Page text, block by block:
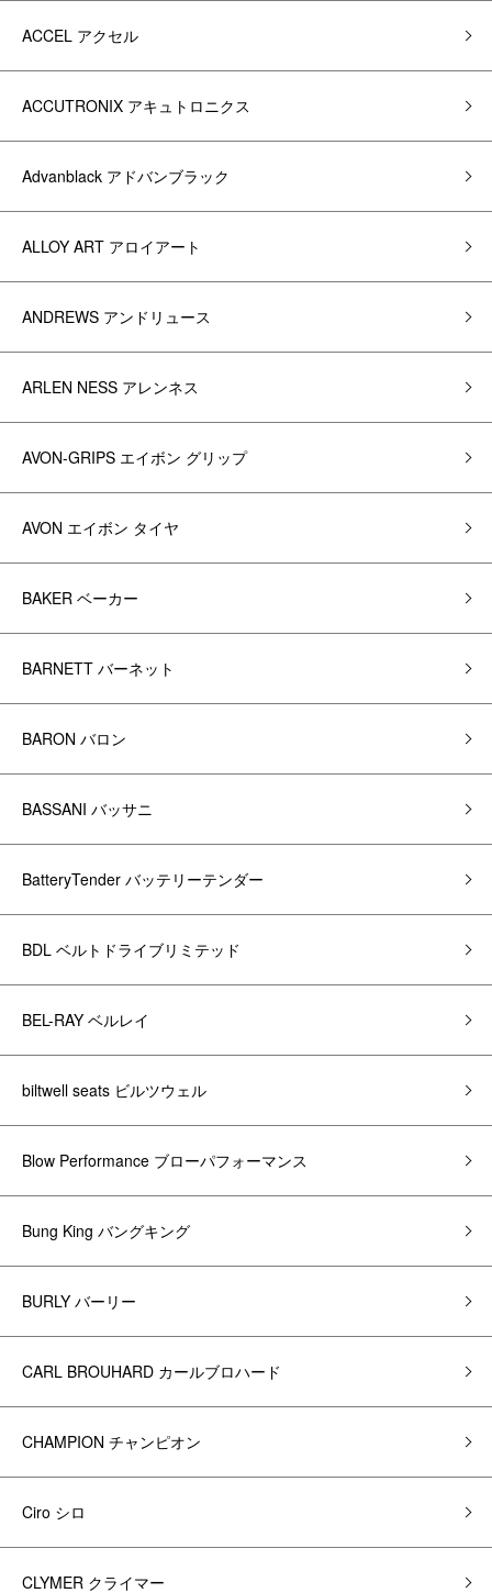
ACCEL アクセル
ACCUTRONIX アキュトロニクス
Advanblack アドバンブラック
ALLOY ART アロイアート
ANDREWS アンドリュース
ARLEN NESS アレンネス
AVON-GRIPS エイボン グリップ
AVON エイボン タイヤ
BAKER ベーカー
BARNETT バーネット
BARON バロン
BASSANI バッサニ
BatteryTender バッテリーテンダー
BDL ベルトドライブリミテッド
BEL-RAY ベルレイ
biltwell seats ビルツウェル
Blow Performance ブローパフォーマンス
Bung King バングキング
BURLY バーリー
CARL BROUHARD カールブロハード
CHAMPION チャンピオン
Ciro シロ
CLYMER クライマー